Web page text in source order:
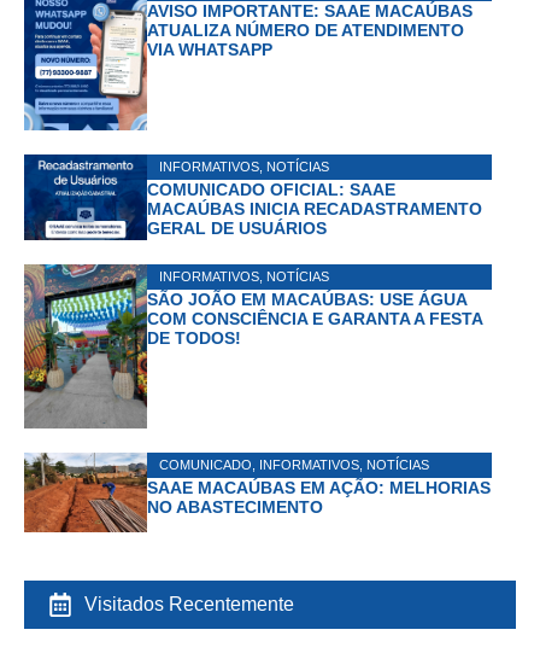
AVISO IMPORTANTE: SAAE MACAÚBAS
ATUALIZA NÚMERO DE ATENDIMENTO
VIA WHATSAPP
INFORMATIVOS NOTÍCIAS
COMUNICADO OFICIAL: SAAE
MACAÚBAS INICIA RECADASTRAMENTO
GERAL DE USUÁRIOS
INFORMATIVOS NOTÍCIAS
SÃO JOÃO EM MACAÚBAS: USE ÁGUA
COM CONSCIÊNCIA E GARANTA A FESTA
DE TODOS!
COMUNICADO INFORMATIVOS NOTÍCIAS
SAAE MACAÚBAS EM AÇÃO: MELHORIAS
NO ABASTECIMENTO
Visitados Recentemente